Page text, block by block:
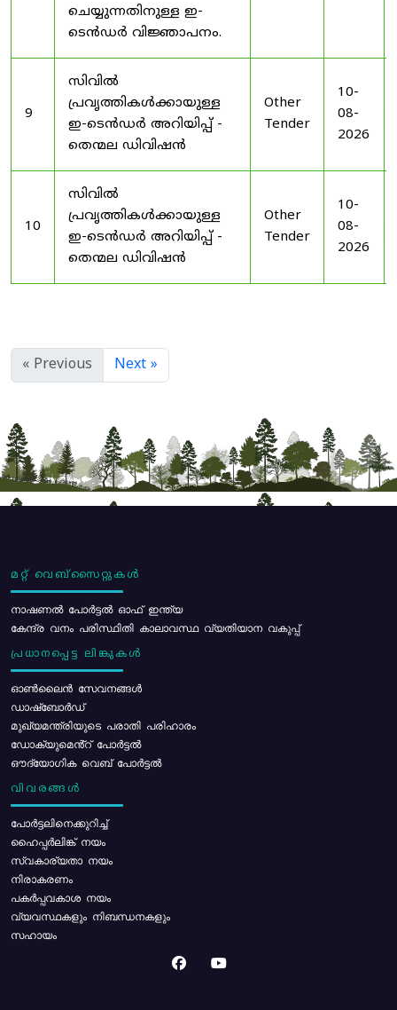
ചെയ്യുന്നതിനുള്ള ഇ-
ടെൻഡർ വിജ്ഞാപനം.
9
സിവിൽ
പ്രവൃത്തികൾക്കായുള്ള
ഇ-ടെൻഡർ അറിയിപ്പ് -
തെന്മല ഡിവിഷൻ
Other
Tender
10-
08-
2026
10
സിവിൽ
പ്രവൃത്തികൾക്കായുള്ള
ഇ-ടെൻഡർ അറിയിപ്പ് -
തെന്മല ഡിവിഷൻ
Other
Tender
10-
08-
2026
« Previous Next »
മറ്റ് വെബ്സൈറ്റുകൾ
നാഷണൽ പോർട്ടൽ ഓഫ് ഇന്ത്യ
കേന്ദ്ര വനം പരിസ്ഥിതി കാലാവസ്ഥ വ്യതിയാന വകുപ്പ്
പ്രധാനപ്പെട്ട ലിങ്കുകൾ
ഓൺലൈൻ സേവനങ്ങൾ
ഡാഷ്ബോർഡ്
മുഖ്യമന്ത്രിയുടെ പരാതി പരിഹാരം
ഡോക്യുമെൻ്റ് പോർട്ടൽ
ഔദ്യോഗിക വെബ് പോർട്ടൽ
വിവരങ്ങൾ
പോര്‍ട്ടലിനെക്കുറിച്ച്
ഹൈപ്പർലിങ്ക് നയം
സ്വകാര്യതാ നയം
നിരാകരണം
പകർപ്പവകാശ നയം
വ്യവസ്ഥകളും നിബന്ധനകളും
സഹായം